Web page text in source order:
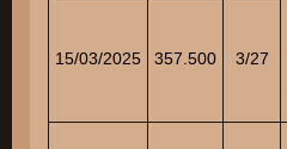
15/03/2025 357.500 3/27